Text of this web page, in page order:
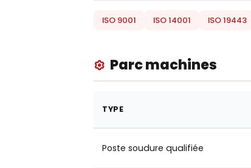
ISO 9001 ISO 14001 ISO 19443
Parc machines
TYPE
Poste soudure qualifiée